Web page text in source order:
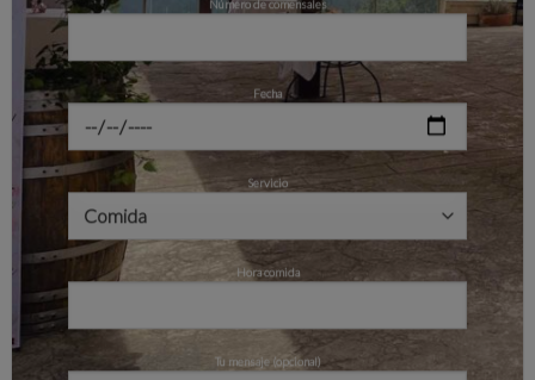
Número de comensales
Fecha
Servicio
Hora comida
Tu mensaje (opcional)